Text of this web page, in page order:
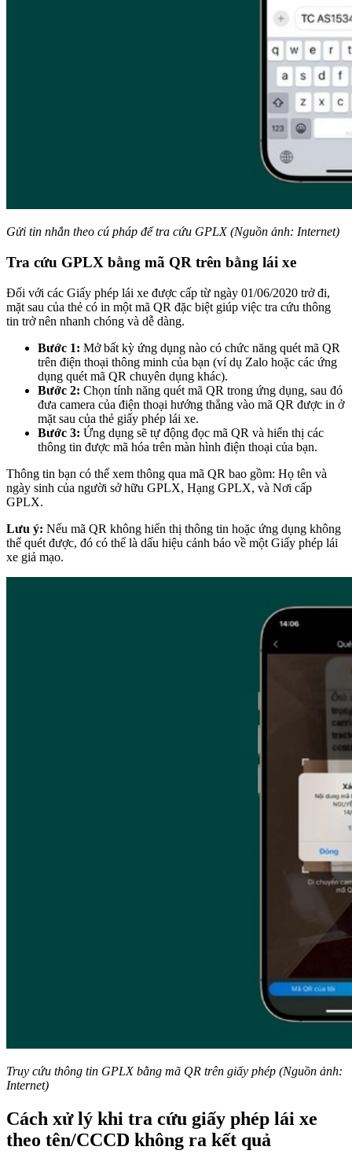
Gửi tin nhắn theo cú pháp để tra cứu GPLX (Nguồn ảnh: Internet)
Tra cứu GPLX bằng mã QR trên bằng lái xe
Đối với các Giấy phép lái xe được cấp từ ngày 01/06/2020 trở đi,
mặt sau của thẻ có in một mã QR đặc biệt giúp việc tra cứu thông
tin trở nên nhanh chóng và dễ dàng.
Bước 1: Mở bất kỳ ứng dụng nào có chức năng quét mã QR
trên điện thoại thông minh của bạn (ví dụ Zalo hoặc các ứng
dụng quét mã QR chuyên dụng khác).
Bước 2: Chọn tính năng quét mã QR trong ứng dụng, sau đó
đưa camera của điện thoại hướng thẳng vào mã QR được in ở
mặt sau của thẻ giấy phép lái xe.
Bước 3: Ứng dụng sẽ tự động đọc mã QR và hiển thị các
thông tin được mã hóa trên màn hình điện thoại của bạn.
Thông tin bạn có thể xem thông qua mã QR bao gồm: Họ tên và
ngày sinh của người sở hữu GPLX, Hạng GPLX, và Nơi cấp
GPLX.
Lưu ý: Nếu mã QR không hiển thị thông tin hoặc ứng dụng không
thể quét được, đó có thể là dấu hiệu cảnh báo về một Giấy phép lái
xe giả mạo.
Truy cứu thông tin GPLX bằng mã QR trên giấy phép (Nguồn ảnh:
Internet)
Cách xử lý khi tra cứu giấy phép lái xe
theo tên/CCCD không ra kết quả